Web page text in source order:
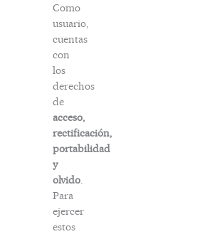
Como
usuario,
cuentas
con
los
derechos
de
acceso,
rectificación,
portabilidad
y
olvido.
Para
ejercer
estos